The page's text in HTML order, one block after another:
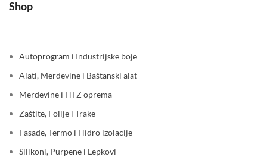
Shop
Autoprogram i Industrijske boje
Alati, Merdevine i Baštanski alat
Merdevine i HTZ oprema
Zaštite, Folije i Trake
Fasade, Termo i Hidro izolacije
Silikoni, Purpene i Lepkovi